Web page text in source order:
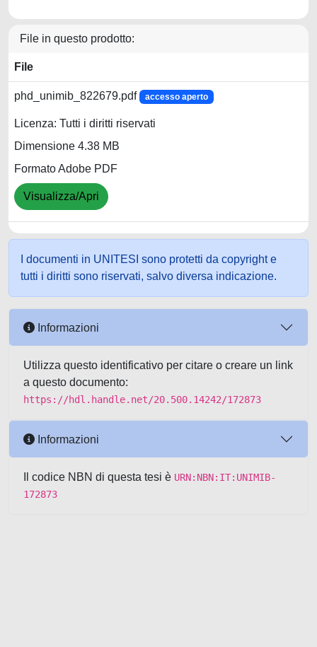
File in questo prodotto:
File
phd_unimib_822679.pdf accesso aperto
Licenza: Tutti i diritti riservati
Dimensione 4.38 MB
Formato Adobe PDF
Visualizza/Apri
I documenti in UNITESI sono protetti da copyright e
tutti i diritti sono riservati, salvo diversa indicazione.
Informazioni
Utilizza questo identificativo per citare o creare un link
a questo documento:
https://hdl.handle.net/20.500.14242/172873
Informazioni
Il codice NBN di questa tesi è URN:NBN:IT:UNIMIB-
172873